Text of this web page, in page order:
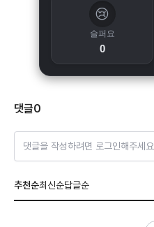
😢
슬퍼요
0
댓글0
댓글을 작성하려면 로그인해주세요
추천순최신순답글순